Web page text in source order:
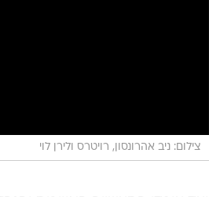
צילום: ניב אהרונסון, רויטרס ולירן לוי